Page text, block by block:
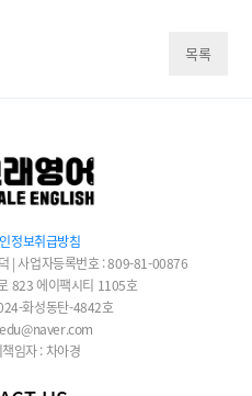
목록
정보취급방침
| 사업자등록번호 : 809-81-00876
823 에이팩시티 1105호
화성동탄-4842호
임자 : 차아경